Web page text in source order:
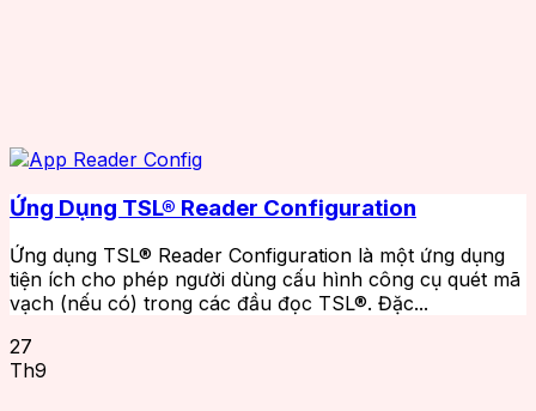
Ứng Dụng TSL® Reader Configuration
Ứng dụng TSL® Reader Configuration là một ứng dụng
tiện ích cho phép người dùng cấu hình công cụ quét mã
vạch (nếu có) trong các đầu đọc TSL®. Đặc...
27
Th9